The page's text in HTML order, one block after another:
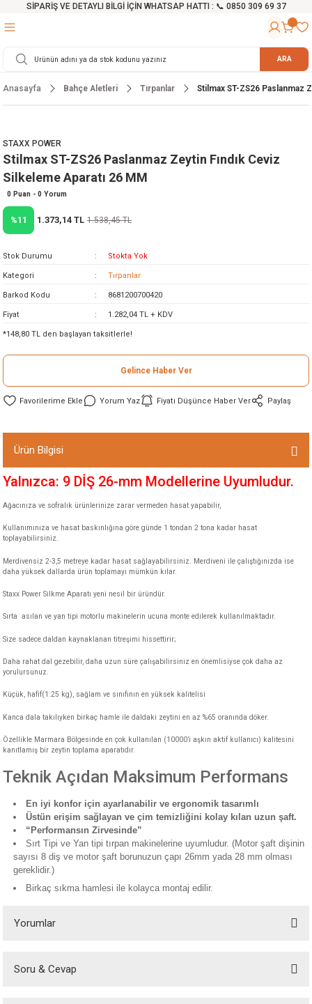
SİPARİŞ VE DETAYLI BİLGİ İÇİN WHATSAP HATTI : 📞 0850 309 69 37
Testereler
Makinesi
Testereler
Cihazları
Mikser
Üfleme Makinesi
ve Arabalar
Malzemeleri ARA
Anasayfa Bahçe Aletleri Tırpanlar Stilmax ST-ZS26 Paslanmaz
STAXX POWER
Stilmax ST-ZS26 Paslanmaz Zeytin Fındık Ceviz
Silkeleme Aparatı 26 MM
0 Puan - 0 Yorum
%11 1.373,14 TL 1.538,45 TL
Stok Durumu Stokta Yok
Kategori Tırpanlar
Barkod Kodu 8681200700420
Fiyat 1.282,04 TL + KDV
*148,80 TL den başlayan taksitlerle!
Gelince Haber Ver
Yorum Yaz Fiyatı Düşünce Haber Ver Paylaş
Ürün Bilgisi
Yalnızca: 9 DİŞ 26-mm Modellerine Uyumludur.
Ağacınıza ve sofralık ürünlerinize zarar vermeden hasat yapabilir,
Kullanımınıza ve hasat baskınlığına göre günde 1 tondan 2 tona kadar hasat
toplayabilirsiniz.
Merdivensiz 2-3,5 metreye kadar hasat sağlayabilirsiniz. Merdiveni ile çalıştığınızda ise
daha yüksek dallarda ürün toplamayı mümkün kılar.
Staxx Power Silkme Aparatı yeni nesil bir üründür.
Sırta asılan ve yan tipi motorlu makinelerin ucuna monte edilerek kullanılmaktadır.
Size sadece daldan kaynaklanan titreşimi hissettirir;
Daha rahat dal gezebilir, daha uzun süre çalışabilirsiniz en önemlisiyse çok daha az
yorulursunuz.
Küçük, hafif(1.25 kg), sağlam ve sınıfının en yüksek kalitelisi
Kanca dala takılıyken birkaç hamle ile daldaki zeytini en az %65 oranında döker.
Özellikle Marmara Bölgesinde en çok kullanılan (10000’i aşkın aktif kullanıcı) kalitesini
kanıtlamış bir zeytin toplama aparatıdır.
Teknik Açıdan Maksimum Performans
En iyi konfor için ayarlanabilir ve ergonomik tasarımlı
Üstün erişim sağlayan ve çim temizliğini kolay kılan uzun şaft.
“Performansın Zirvesinde”
Sırt Tipi ve Yan tipi tırpan makinelerine uyumludur. (Motor şaft dişinin
sayısı 8 diş ve motor şaft borunuzun çapı 26mm yada 28 mm olması
gereklidir.)
Birkaç sıkma hamlesi ile kolayca montaj edilir.
Yorumlar
Soru & Cevap